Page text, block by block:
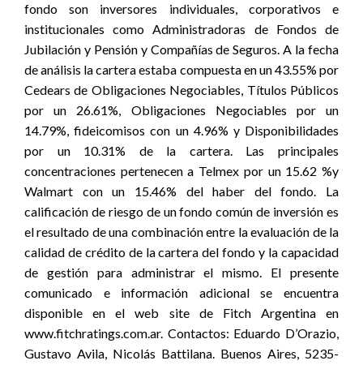
fondo son inversores individuales, corporativos e
institucionales como Administradoras de Fondos de
Jubilación y Pensión y Compañías de Seguros. A la fecha
de análisis la cartera estaba compuesta en un 43.55% por
Cedears de Obligaciones Negociables, Títulos Públicos
por un 26.61%, Obligaciones Negociables por un
14.79%, fideicomisos con un 4.96% y Disponibilidades
por un 10.31% de la cartera. Las principales
concentraciones pertenecen a Telmex por un 15.62 %y
Walmart con un 15.46% del haber del fondo. La
calificación de riesgo de un fondo común de inversión es
el resultado de una combinación entre la evaluación de la
calidad de crédito de la cartera del fondo y la capacidad
de gestión para administrar el mismo. El presente
comunicado e información adicional se encuentra
disponible en el web site de Fitch Argentina en
www.fitchratings.com.ar. Contactos: Eduardo D’Orazio,
Gustavo Avila, Nicolás Battilana. Buenos Aires, 5235-